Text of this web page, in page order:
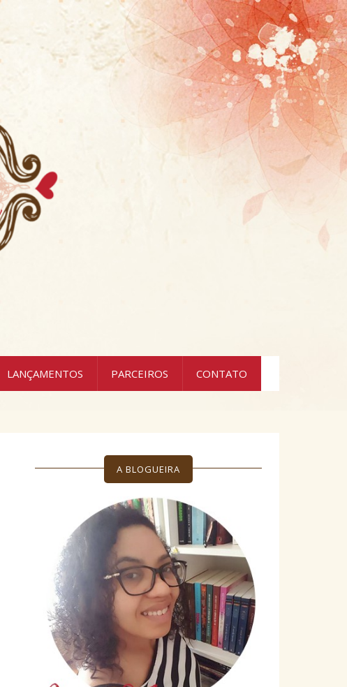
LANÇAMENTOS PARCEIROS CONTATO
A BLOGUEIRA